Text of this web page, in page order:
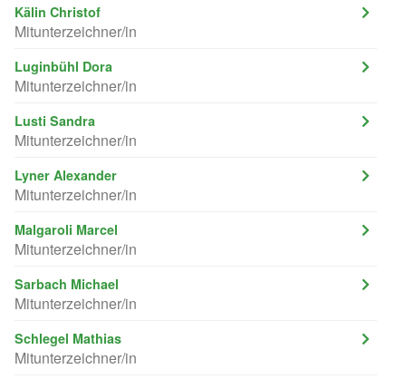
Kälin Christof
Mitunterzeichner/in
Luginbühl Dora
Mitunterzeichner/in
Lusti Sandra
Mitunterzeichner/in
Lyner Alexander
Mitunterzeichner/in
Malgaroli Marcel
Mitunterzeichner/in
Sarbach Michael
Mitunterzeichner/in
Schlegel Mathias
Mitunterzeichner/in